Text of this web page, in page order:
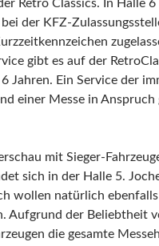
Retro Classics. In Halle
bei der KFZ-
gibt es auf der
Jahren. Ein Service der
einer Messe in Anspruch
mit Sieger-
sich in der Halle 5.
wollen natürlich
Aufgrund der Beliebtheit
die gesamte